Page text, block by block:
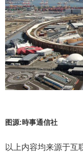
图源:時事通信社
以上内容均来源于互